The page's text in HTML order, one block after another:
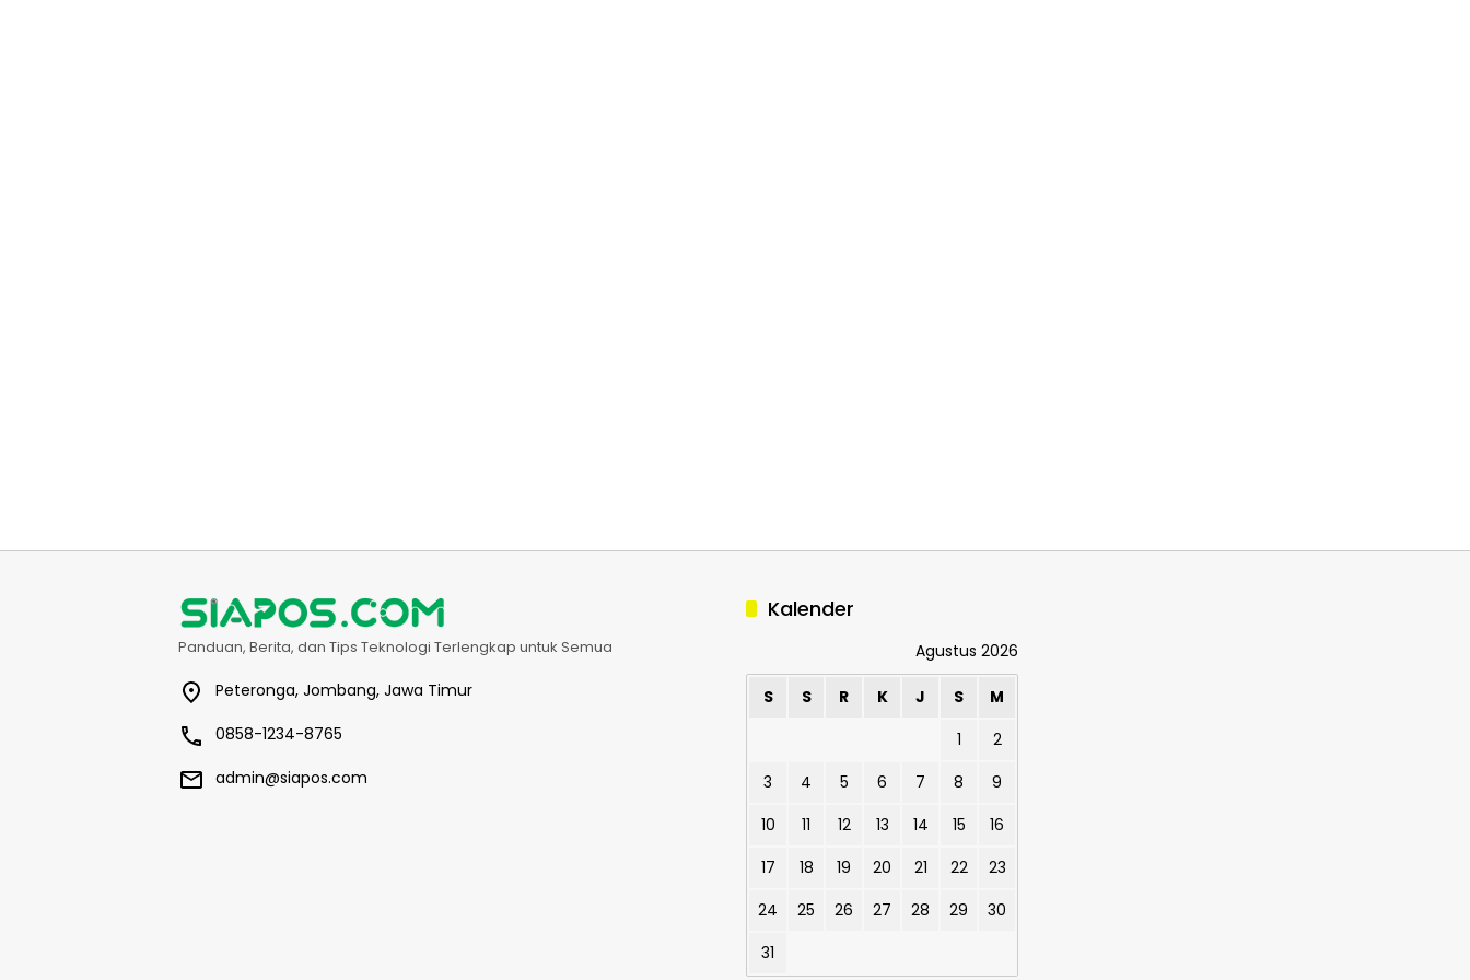
Panduan, Berita, dan Tips Teknologi Terlengkap untuk Semua
Peteronga, Jombang, Jawa Timur
0858-1234-8765
admin@siapos.com
Kalender
Agustus 2026
S S R K J S
M
1
2
3
4 5 6 7 8
9
10
11 12 13 14 15
16
17
18 19 20 21 22
23
24
25 26 27 28 29
30
31